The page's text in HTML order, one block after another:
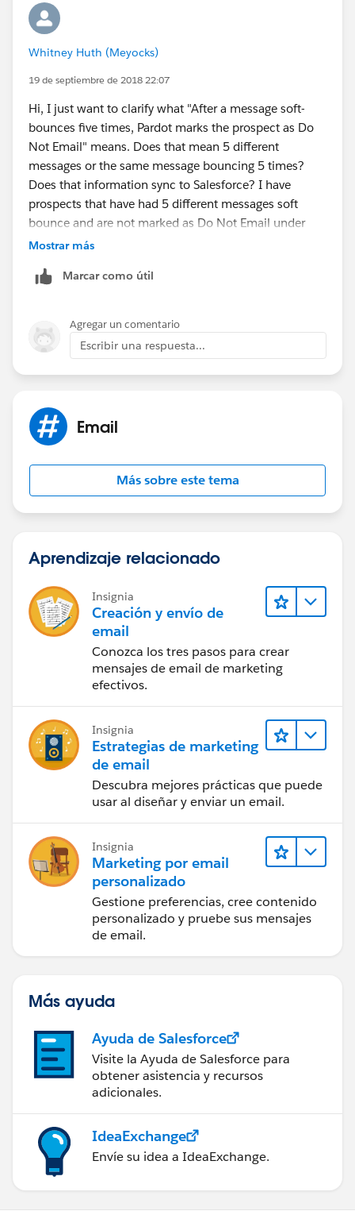
Whitney Huth (Meyocks)
19 de septiembre de 2018 22:07
Hi, I just want to clarify what "After a message soft-
bounces five times, Pardot marks the prospect as Do
Not Email" means. Does that mean 5 different
messages or the same message bouncing 5 times?
Does that information sync to Salesforce? I have
prospects that have had 5 different messages soft
bounce and are not marked as Do Not Email under
their additional fields in their prospect account.
Mostrar más
Marcar como útil
Agregar un comentario
Escribir una respuesta...
Email
Más sobre este tema
Aprendizaje relacionado
Insignia
Creación y envío de
email
Conozca los tres pasos para crear
mensajes de email de marketing
efectivos.
Insignia
Estrategias de marketing
de email
Descubra mejores prácticas que puede
usar al diseñar y enviar un email.
Insignia
Marketing por email
personalizado
Gestione preferencias, cree contenido
personalizado y pruebe sus mensajes
de email.
Más ayuda
Ayuda de Salesforce
Visite la Ayuda de Salesforce para
obtener asistencia y recursos
adicionales.
IdeaExchange
Envíe su idea a IdeaExchange.